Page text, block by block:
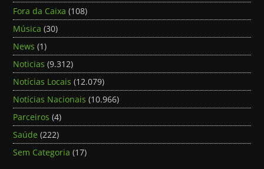
Fora da Caixa (108)
Música (30)
News (1)
Noticias (9.312)
Notícias Locais (12.079)
Notícias Nacionais (10.966)
Parceiros (4)
Saúde (222)
Sem Categoria (17)